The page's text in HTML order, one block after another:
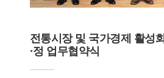
전통시장 및 국가경제 활성
·정 업무협약식